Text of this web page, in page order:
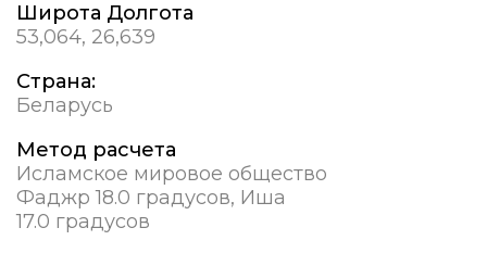
Широта Долгота
53,064, 26,639
Страна:
Беларусь
Метод расчета
Исламское мировое общество
Фаджр 18.0 градусов, Иша
17.0 градусов